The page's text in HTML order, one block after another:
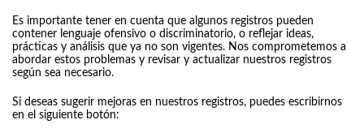
Es importante tener en cuenta que algunos registros pueden
contener lenguaje ofensivo o discriminatorio, o reflejar ideas,
prácticas y análisis que ya no son vigentes. Nos comprometemos a
abordar estos problemas y revisar y actualizar nuestros registros
según sea necesario.
Si deseas sugerir mejoras en nuestros registros, puedes escribirnos
en el siguiente botón: